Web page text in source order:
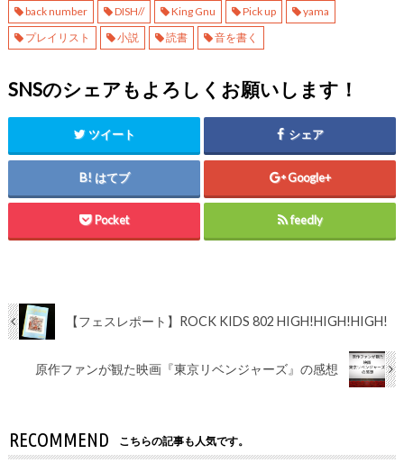
back number DISH// King Gnu Pick up
yama
プレイリスト
小説 読書 音を書く
SNSのシェアもよろしくお願いします！
ツイート シェア
はてブ Google+
Pocket feedly
【フェスレポート】ROCK KIDS 802 HIGH!HIGH!HIGH!
原作ファンが観た映画『東京リベンジャーズ』の感想
RECOMMEND こちらの記事も人気です。